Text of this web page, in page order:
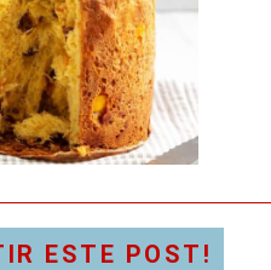
ESTE POST!